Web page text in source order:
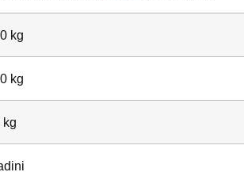
kg
kg
kg